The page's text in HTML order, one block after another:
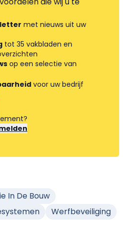
met nieuws uit uw
tot 35 vakbladen en
op een selectie van
voor uw bedrijf
In De Bouw
Werfbeveiliging